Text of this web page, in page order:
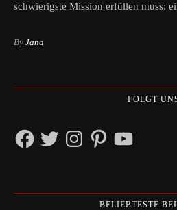
schwierigste Mission erfüllen muss:
By Jana
FOLGT
FacebookTwitterInstagramPinterestYouTube
BELIEBTESTE